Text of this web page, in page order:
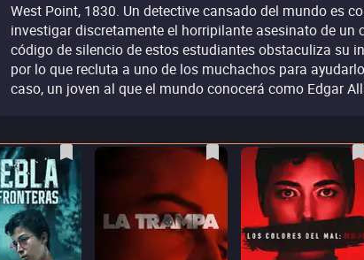
West Point, 1830. Un detective cansado del mundo es
investigar discretamente el horripilante asesinato de un
código de silencio de estos estudiantes obstaculiza su
por lo que recluta a uno de los muchachos para
caso, un joven al que el mundo conocerá como Edgar